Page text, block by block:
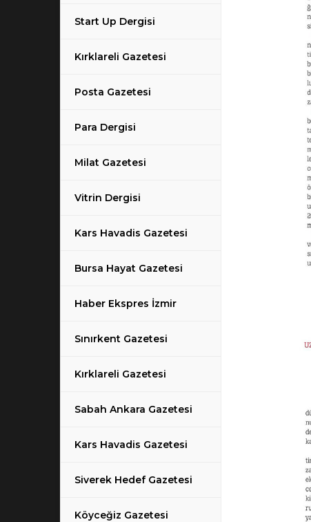
Start Up Dergisi
Kırklareli Gazetesi
Posta Gazetesi
Para Dergisi
Milat Gazetesi
Vitrin Dergisi
Kars Havadis Gazetesi
Bursa Hayat Gazetesi
Haber Ekspres İzmir
Sınırkent Gazetesi
Kırklareli Gazetesi
Sabah Ankara Gazetesi
Kars Havadis Gazetesi
Siverek Hedef Gazetesi
Köyceğiz Gazetesi